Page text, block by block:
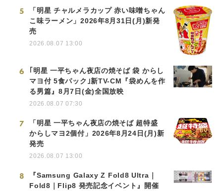
5
「明星 チャルメラカップ 赤い味噌ちゃん
こ味ラーメン」2026年8月31日(月)新発
売
2026.08.07 13:00
6
｢明星 一平ちゃん夜店の焼そば 袋 からし
マヨ付 5食パック｣新TV-CM『袋めんを作
る男篇』8月7日(金)全国放映
2026.08.07 07:30
7
「明星 一平ちゃん夜店の焼そば 超特盛
からしマヨ2個付」2026年8月24日(月)新
発売
2026.08.07 13:00
8
『Samsung Galaxy Z Fold8 Ultra｜
Fold8｜Flip8 発売記念イベント』開催